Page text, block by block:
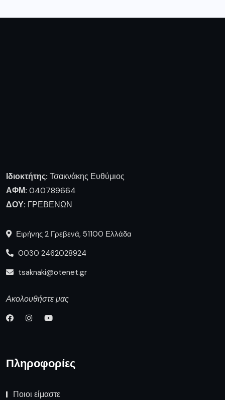
Ιδιοκτήτης: Τσακνάκης Ευθύμιος
ΑΦΜ: 040789664
ΔΟΥ: ΓΡΕΒΕΝΩΝ
Ειρήνης 2 Γρεβενά, 51100 Ελλάδα
0030 2462028924
tsaknaki@otenet.gr
Ακολουθήστε μας
Πληροφορίες
Ποιοι είμαστε